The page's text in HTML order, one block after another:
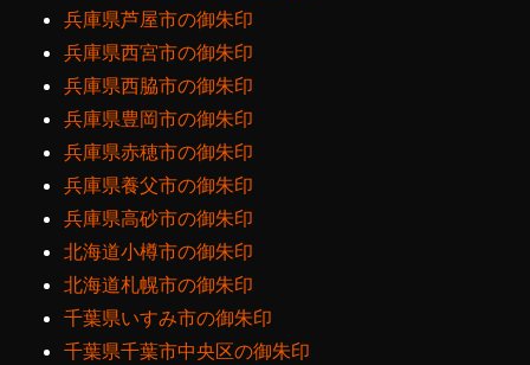
兵庫県芦屋市の御朱印
兵庫県西宮市の御朱印
兵庫県西脇市の御朱印
兵庫県豊岡市の御朱印
兵庫県赤穂市の御朱印
兵庫県養父市の御朱印
兵庫県高砂市の御朱印
北海道小樽市の御朱印
北海道札幌市の御朱印
千葉県いすみ市の御朱印
千葉県千葉市中央区の御朱印